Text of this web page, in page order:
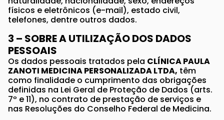
físicos e eletrônicos (e-mail), estado civil,
telefones, dentre outros dados.
3 – SOBRE A UTILIZAÇÃO DOS DADOS
PESSOAIS
Os dados pessoais tratados pela CLÍNICA PAULA
ZANOTI MEDICINA PERSONALIZADA LTDA, têm
como finalidade o cumprimento das obrigações
definidas na Lei Geral de Proteção de Dados (arts.
7º e 11), no contrato de prestação de serviços e
nas Resoluções do Conselho Federal de Medicina.